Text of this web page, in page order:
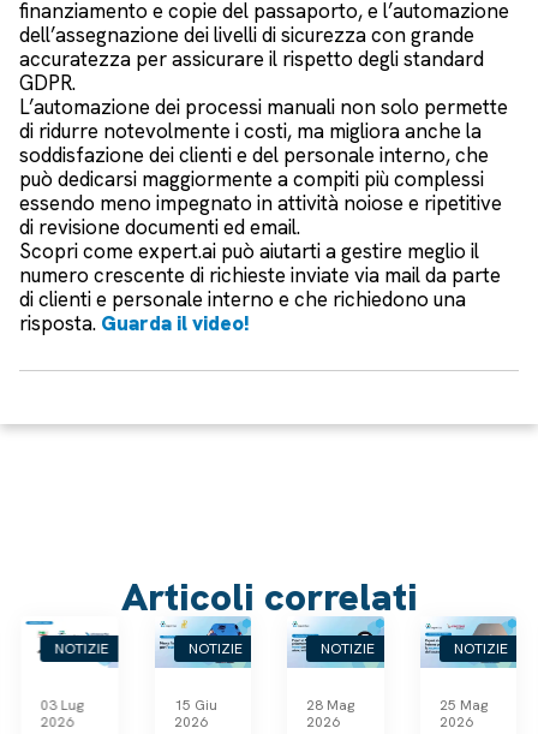
finanziamento e copie del passaporto, e l’automazione
dell’assegnazione dei livelli di sicurezza con grande
accuratezza per assicurare il rispetto degli standard
GDPR.
L’automazione dei processi manuali non solo permette
di ridurre notevolmente i costi, ma migliora anche la
soddisfazione dei clienti e del personale interno, che
può dedicarsi maggiormente a compiti più complessi
essendo meno impegnato in attività noiose e ripetitive
di revisione documenti ed email.
Scopri come expert.ai può aiutarti a gestire meglio il
numero crescente di richieste inviate via mail da parte
di clienti e personale interno e che richiedono una
risposta. Guarda il video!
Articoli correlati
NOTIZIE
03 Lug
2026
NOTIZIE
15 Giu
2026
NOTIZIE
28 Mag
2026
NOTIZIE
25 Mag
2026